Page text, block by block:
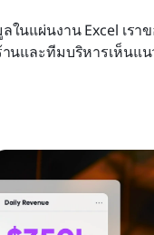
นแผ่นงาน Excel เร
นและทีมบริหารเห็นแ